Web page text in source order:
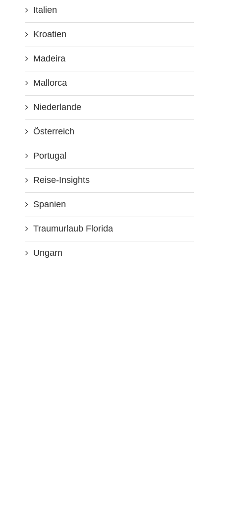
Italien
Kroatien
Madeira
Mallorca
Niederlande
Österreich
Portugal
Reise-Insights
Spanien
Traumurlaub Florida
Ungarn